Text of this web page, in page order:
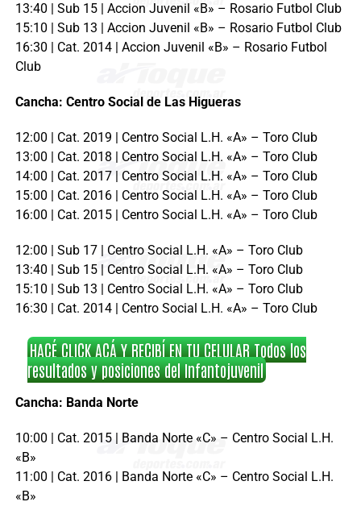
13:40 | Sub 15 | Accion Juvenil «B» – Rosario Futbol Club
15:10 | Sub 13 | Accion Juvenil «B» – Rosario Futbol Club
16:30 | Cat. 2014 | Accion Juvenil «B» – Rosario Futbol
Club
Cancha: Centro Social de Las Higueras
12:00 | Cat. 2019 | Centro Social L.H. «A» – Toro Club
13:00 | Cat. 2018 | Centro Social L.H. «A» – Toro Club
14:00 | Cat. 2017 | Centro Social L.H. «A» – Toro Club
15:00 | Cat. 2016 | Centro Social L.H. «A» – Toro Club
16:00 | Cat. 2015 | Centro Social L.H. «A» – Toro Club
12:00 | Sub 17 | Centro Social L.H. «A» – Toro Club
13:40 | Sub 15 | Centro Social L.H. «A» – Toro Club
15:10 | Sub 13 | Centro Social L.H. «A» – Toro Club
16:30 | Cat. 2014 | Centro Social L.H. «A» – Toro Club
HACÉ CLICK ACÁ Y RECIBÍ EN TU CELULAR Todos los
resultados y posiciones del Infantojuvenil
Cancha: Banda Norte
10:00 | Cat. 2015 | Banda Norte «C» – Centro Social L.H.
«B»
11:00 | Cat. 2016 | Banda Norte «C» – Centro Social L.H.
«B»